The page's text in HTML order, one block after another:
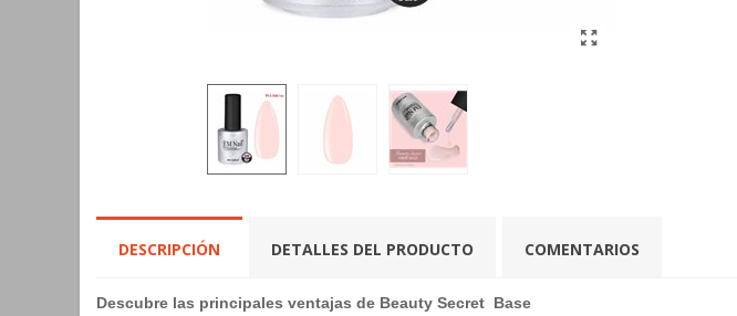
DESCRIPCIÓN DETALLES DEL PRODUCTO COMENTARIOS
Descubre las principales ventajas de Beauty Secret Base